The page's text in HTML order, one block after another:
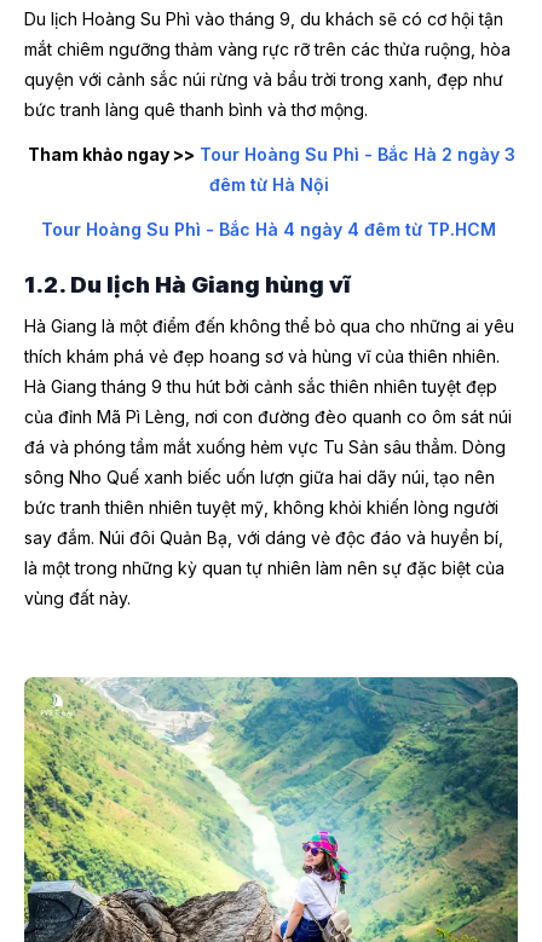
Du lịch Hoàng Su Phì vào tháng 9, du khách sẽ có cơ hội tận
mắt chiêm ngưỡng thảm vàng rực rỡ trên các thửa ruộng, hòa
quyện với cảnh sắc núi rừng và bầu trời trong xanh, đẹp như
bức tranh làng quê thanh bình và thơ mộng.
Tham khảo ngay >> Tour Hoàng Su Phì - Bắc Hà 2 ngày 3
đêm từ Hà Nội
Tour Hoàng Su Phì - Bắc Hà 4 ngày 4 đêm từ TP.HCM
1.2. Du lịch Hà Giang hùng vĩ
Hà Giang là một điểm đến không thể bỏ qua cho những ai yêu
thích khám phá vẻ đẹp hoang sơ và hùng vĩ của thiên nhiên.
Hà Giang tháng 9 thu hút bởi cảnh sắc thiên nhiên tuyệt đẹp
của đỉnh Mã Pì Lèng, nơi con đường đèo quanh co ôm sát núi
đá và phóng tầm mắt xuống hẻm vực Tu Sản sâu thẳm. Dòng
sông Nho Quế xanh biếc uốn lượn giữa hai dãy núi, tạo nên
bức tranh thiên nhiên tuyệt mỹ, không khỏi khiến lòng người
say đắm. Núi đôi Quản Bạ, với dáng vẻ độc đáo và huyền bí,
là một trong những kỳ quan tự nhiên làm nên sự đặc biệt của
vùng đất này.